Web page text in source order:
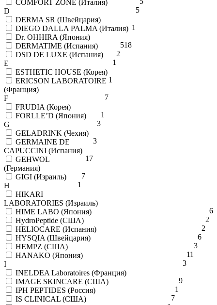
COMFORT ZONE (Италия)
5
D
DERMA SR (Швейцария)
1
DIEGO DALLA PALMA (Италия)
18
Dr. OHHIRA (Япония)
5
DERMATIME (Испания)
2
DSD DE LUXE (Испания)
1
E
ESTHETIC HOUSE (Корея)
1
ERICSON LABORATOIRE
(Франция)
7
F
FRUDIA (Корея)
1
FORLLE’D (Япония)
3
G
GELADRINK (Чехия)
3
GERMAINE DE
CAPUCCINI (Испания)
17
GEHWOL
(Германия)
7
GIGI (Израиль)
1
H
HIKARI
LABORATORIES (Израиль)
6
HIME LABO (Япония)
2
HydroPeptide (США)
2
HELIOCARE (Испания)
6
HYSQIA (Швейцария)
3
HEMPZ (США)
11
HANAKO (Япония)
3
I
INELDEA Laboratoires (Франция)
9
IMAGE SKINCARE (США)
1
IPH PEPTIDES (Россия)
7
IS CLINICAL (США)